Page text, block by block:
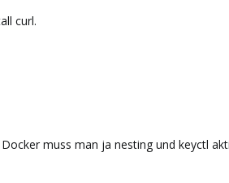
curl.
muss man ja nesting und keyctl